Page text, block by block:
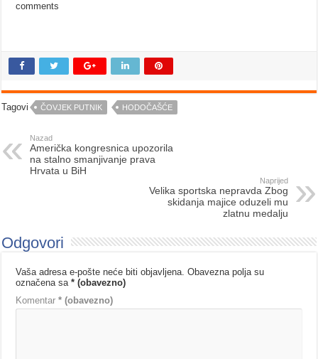
comments
Tagovi ČOVJEK PUTNIK HODOČAŠĆE
Nazad
Američka kongresnica upozorila
na stalno smanjivanje prava
Hrvata u BiH
Naprijed
Velika sportska nepravda Zbog
skidanja majice oduzeli mu
zlatnu medalju
Odgovori
Vaša adresa e-pošte neće biti objavljena. Obavezna polja su
označena sa* (obavezno)
Komentar* (obavezno)